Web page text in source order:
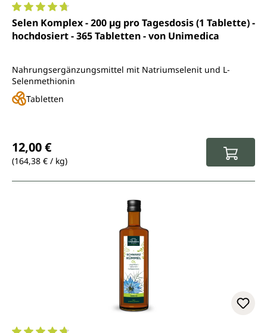
Durchschnittliche Bewertung von 4.8 von 5 Sternen
Selen Komplex - 200 µg pro Tagesdosis (1 Tablette) -
hochdosiert - 365 Tabletten - von Unimedica
Nahrungsergänzungsmittel mit Natriumselenit und L-
Selenmethionin
Tabletten
12,00 €
(164,38 € / kg)